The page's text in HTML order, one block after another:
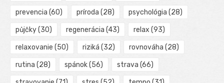
prevencia (60) príroda (28) psychológia (28)
půjčky(30) regenerácia (43) relax (93)
relaxovanie (50) riziká (32) rovnováha (28)
rutina (28) spánok(56) strava (66)